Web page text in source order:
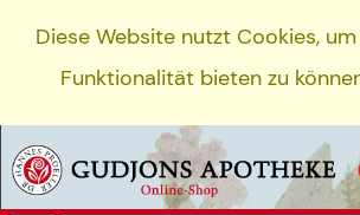
Diese Website nutzt Cookies,
Funktionalität bieten zu